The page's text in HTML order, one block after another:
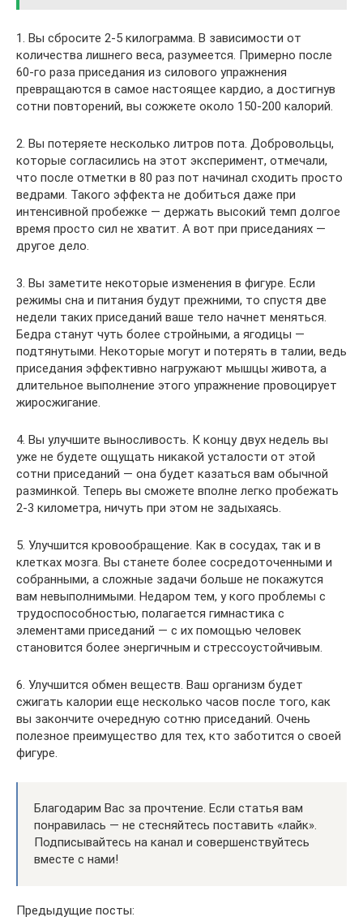
1. Вы сбросите 2-5 килограмма. В зависимости от
количества лишнего веса, разумеется. Примерно после
60-го раза приседания из силового упражнения
превращаются в самое настоящее кардио, а достигнув
сотни повторений, вы сожжете около 150-200 калорий.
2. Вы потеряете несколько литров пота. Добровольцы,
которые согласились на этот эксперимент, отмечали,
что после отметки в 80 раз пот начинал сходить просто
ведрами. Такого эффекта не добиться даже при
интенсивной пробежке — держать высокий темп долгое
время просто сил не хватит. А вот при приседаниях —
другое дело.
3. Вы заметите некоторые изменения в фигуре. Если
режимы сна и питания будут прежними, то спустя две
недели таких приседаний ваше тело начнет меняться.
Бедра станут чуть более стройными, а ягодицы —
подтянутыми. Некоторые могут и потерять в талии, ведь
приседания эффективно нагружают мышцы живота, а
длительное выполнение этого упражнение провоцирует
жиросжигание.
4. Вы улучшите выносливость. К концу двух недель вы
уже не будете ощущать никакой усталости от этой
сотни приседаний — она будет казаться вам обычной
разминкой. Теперь вы сможете вполне легко пробежать
2-3 километра, ничуть при этом не задыхаясь.
5. Улучшится кровообращение. Как в сосудах, так и в
клетках мозга. Вы станете более сосредоточенными и
собранными, а сложные задачи больше не покажутся
вам невыполнимыми. Недаром тем, у кого проблемы с
трудоспособностью, полагается гимнастика с
элементами приседаний — с их помощью человек
становится более энергичным и стрессоустойчивым.
6. Улучшится обмен веществ. Ваш организм будет
сжигать калории еще несколько часов после того, как
вы закончите очередную сотню приседаний. Очень
полезное преимущество для тех, кто заботится о своей
фигуре.
Благодарим Вас за прочтение. Если статья вам
понравилась — не стесняйтесь поставить «лайк».
Подписывайтесь на канал и совершенствуйтесь
вместе с нами!
Предыдущие посты: